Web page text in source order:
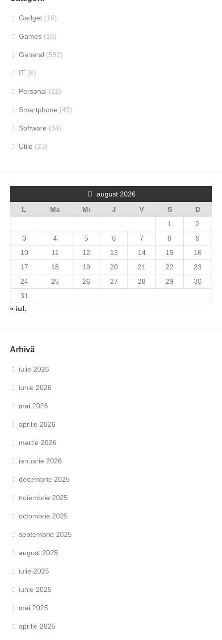
Gadget (16)
Games (18)
General (592)
IT (8)
Personal (22)
Smartphone (49)
Software (34)
Utile (23)
august 2026
L
Ma Mi J V S
D
1
2
3
4 5 6 7 8
9
10
11 12 13 14 15
16
17
18 19 20 21 22
23
24
25 26 27 28 29
30
31
« iul.
Arhivă
iulie 2026
iunie 2026
mai 2026
aprilie 2026
martie 2026
ianuarie 2026
decembrie 2025
noiembrie 2025
octombrie 2025
septembrie 2025
august 2025
iulie 2025
iunie 2025
mai 2025
aprilie 2025